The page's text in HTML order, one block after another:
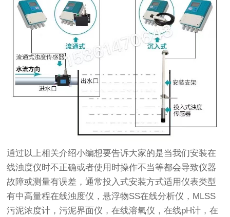
通过以上相关介绍小编想要告诉大家的是当我们安装在
线浊度仪时不正确或者使用时操作不当等都会导致仪器
故障或测量有误差，通常投入式安装方式适用仪表类型
有中高量程在线浊度仪，悬浮物SS在线分析仪，MLSS
污泥浓度计，污泥界面仪，在线溶氧仪，在线pH计，在